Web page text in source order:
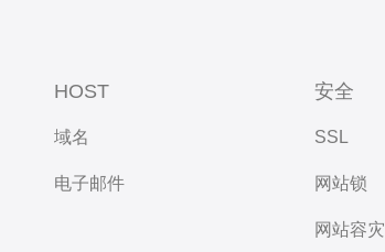
HOST
域名
电子邮件
安全
SSL
网站锁
网站容灾